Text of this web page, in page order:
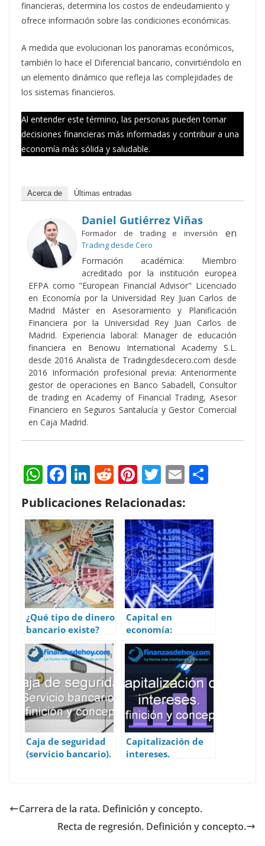
financieras, determina los costos de endeudamiento y
ofrece información sobre las condiciones económicas.
A medida que evolucionan los panoramas económicos,
también lo hace el Diferencial bancario, convirtiéndolo en
un elemento dinámico que refleja las complejidades de
los sistemas financieros.
Al entender este término, las personas pueden tomar
decisiones financieras más informadas y contribuir a una
economía más sólida y saludable.
Acerca de Últimas entradas
Daniel Gutiérrez Viñas
Formador de trading e inversión en
Trading desde Cero
Formación académica: Miembro
acreditado por la institución europea
EFPA como "European Financial Advisor" Licenciado
en Economía por la Universidad Rey Juan Carlos de
Madrid Máster en Asesoramiento y Planificación
Financiera por la Universidad Rey Juan Carlos de
Madrid. Experiencia laboral: Manager de educación
financiera en Benowu International Academy S.L.
desde 2016 Analista de Tradingdesdecero.com desde
2016 Información profesional previa: Anteriormente
gestor de operaciones en Banco Sabadell, Consultor
de trading en Academy of Financial Trading, Asesor
Financiero en Seguros Santalucía y Gestor Comercial
en Caja Madrid.
W
h
at
s
A
p
p
F
ac
e
b
o
o
k
Li
k
e
dI
n
R
e
d
di
Pi
nt
er
e
st
T
w
itt
er
E
ai
l e
Publicaciones Relacionadas:
¿Qué tipo de dinero
bancario existe?
Capital en
economía:
Definición, tipos y
ejemplos.
Caja de seguridad
(servicio bancario).
Capitalización de
intereses.
Carrera de la rata. Definición y concepto.
Recta de regresión. Definición y concepto.